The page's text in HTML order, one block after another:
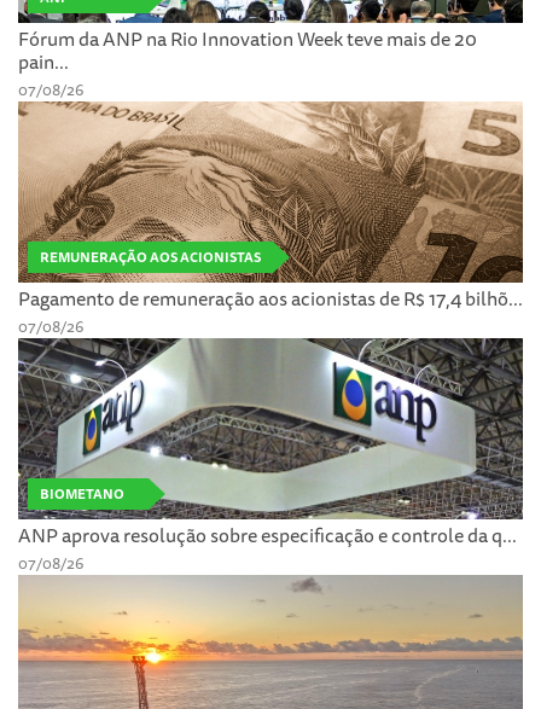
Fórum da ANP na Rio Innovation Week teve mais de 20
pain...
07/08/26
REMUNERAÇÃO AOS ACIONISTAS
Pagamento de remuneração aos acionistas de R$ 17,4 bilhõ...
07/08/26
BIOMETANO
ANP aprova resolução sobre especificação e controle da q...
07/08/26